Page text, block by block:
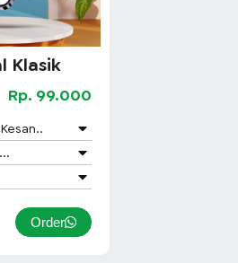
Klasik
Rp. 99.000
Order